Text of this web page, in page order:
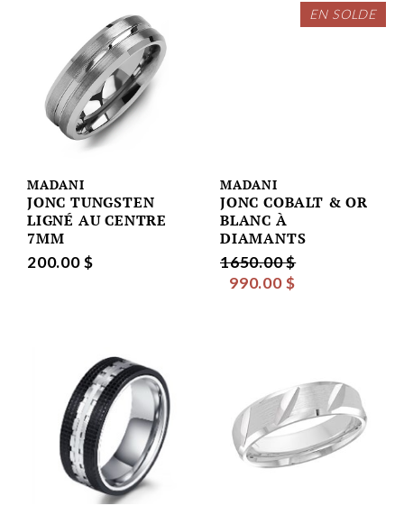
MADANI
JONC TUNGSTEN
LIGNÉ AU CENTRE
7MM
200.00 $
EN SOLDE
MADANI
JONC COBALT & OR
BLANC À
DIAMANTS
1650.00 $
990.00 $